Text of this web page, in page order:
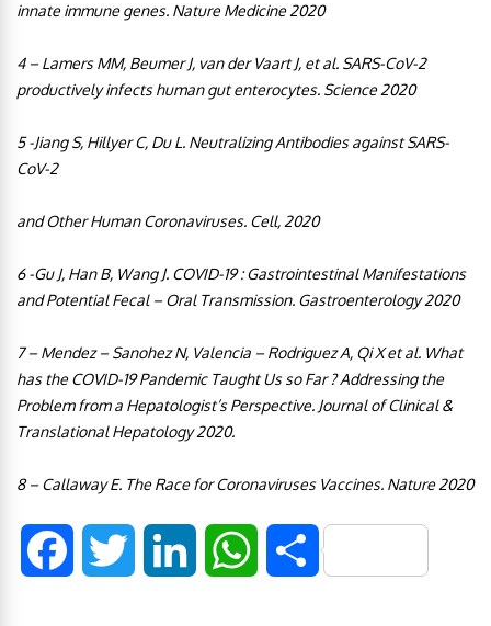
innate immune genes. Nature Medicine 2020
4 – Lamers MM, Beumer J, van der Vaart J, et al. SARS-CoV-2
productively infects human gut enterocytes. Science 2020
5 -Jiang S, Hillyer C, Du L. Neutralizing Antibodies against SARS-
CoV-2
and Other Human Coronaviruses. Cell, 2020
6 -Gu J, Han B, Wang J. COVID-19 : Gastrointestinal Manifestations
and Potential Fecal – Oral Transmission. Gastroenterology 2020
7 – Mendez – Sanohez N, Valencia – Rodriguez A, Qi X et al. What
has the COVID-19 Pandemic Taught Us so Far ? Addressing the
Problem from a Hepatologist’s Perspective. Journal of Clinical &
Translational Hepatology 2020.
8 – Callaway E. The Race for Coronaviruses Vaccines. Nature 2020
S